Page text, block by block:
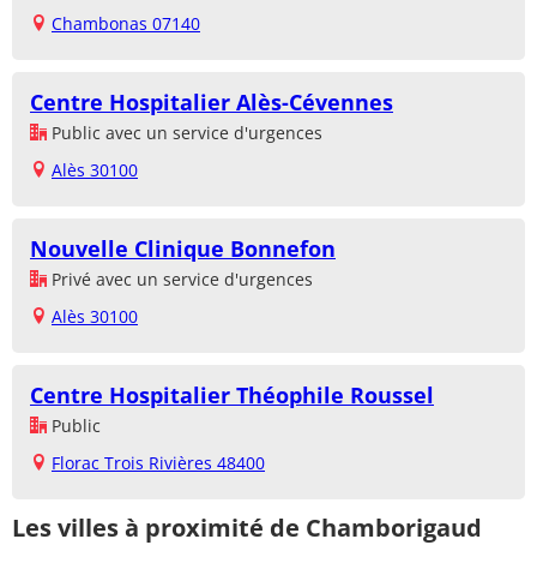
Chambonas 07140
Centre Hospitalier Alès-Cévennes
Public avec un service d'urgences
Alès 30100
Nouvelle Clinique Bonnefon
Privé avec un service d'urgences
Alès 30100
Centre Hospitalier Théophile Roussel
Public
Florac Trois Rivières 48400
Les villes à proximité de Chamborigaud